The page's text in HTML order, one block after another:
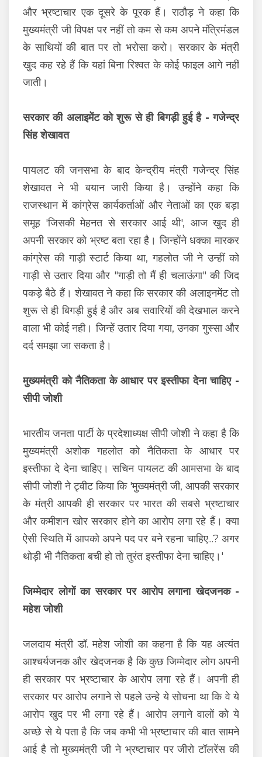
और भ्रष्टाचार एक दूसरे के पूरक हैं। राठौड़ ने कहा कि
मुख्यमंत्री जी विपक्ष पर नहीं तो कम से कम अपने मंत्रिमंडल
के साथियों की बात पर तो भरोसा करो। सरकार के मंत्री
खुद कह रहे हैं कि यहां बिना रिश्वत के कोई फाइल आगे नहीं
जाती।
सरकार की अलाइमेंट को शुरू से ही बिगड़ी हुई है - गजेन्द्र
सिंह शेखावत
पायलट की जनसभा के बाद केन्द्रीय मंत्री गजेन्द्र सिंह
शेखावत ने भी बयान जारी किया है। उन्होंने कहा कि
राजस्थान में कांग्रेस कार्यकर्ताओं और नेताओं का एक बड़ा
समूह 'जिसकी मेहनत से सरकार आई थी', आज खुद ही
अपनी सरकार को भ्रष्ट बता रहा है। जिन्होंने धक्का मारकर
कांग्रेस की गाड़ी स्टार्ट किया था, गहलोत जी ने उन्हीं को
गाड़ी से उतार दिया और "गाड़ी तो मैं ही चलाऊंगा" की जिद
पकड़े बैठे हैं। शेखावत ने कहा कि सरकार की अलाइनमेंट तो
शुरू से ही बिगड़ी हुई है और अब सवारियों की देखभाल करने
वाला भी कोई नही। जिन्हें उतार दिया गया, उनका गुस्सा और
दर्द समझा जा सकता है।
मुख्यमंत्री को नैतिकता के आधार पर इस्तीफा देना चाहिए -
सीपी जोशी
भारतीय जनता पार्टी के प्रदेशाध्यक्ष सीपी जोशी ने कहा है कि
मुख्यमंत्री अशोक गहलोत को नैतिकता के आधार पर
इस्तीफा दे देना चाहिए। सचिन पायलट की आमसभा के बाद
सीपी जोशी ने ट्वीट किया कि 'मुख्यमंत्री जी, आपकी सरकार
के मंत्री आपकी ही सरकार पर भारत की सबसे भ्रष्टाचार
और कमीशन खोर सरकार होने का आरोप लगा रहे हैं। क्या
ऐसी स्थिति में आपको अपने पद पर बने रहना चाहिए...? अगर
थोड़ी भी नैतिकता बची हो तो तुरंत इस्तीफा देना चाहिए।'
जिम्मेदार लोगों का सरकार पर आरोप लगाना खेदजनक -
महेश जोशी
जलदाय मंत्री डॉ. महेश जोशी का कहना है कि यह अत्यंत
आश्चर्यजनक और खेदजनक है कि कुछ जिम्मेदार लोग अपनी
ही सरकार पर भ्रष्टाचार के आरोप लगा रहे हैं। अपनी ही
सरकार पर आरोप लगाने से पहले उन्हे ये सोचना था कि वे ये
आरोप खुद पर भी लगा रहे हैं। आरोप लगाने वालों को ये
अच्छे से ये पता है कि जब कभी भी भ्रष्टाचार की बात सामने
आई है तो मुख्यमंत्री जी ने भ्रष्टाचार पर जीरो टॉलरेंस की